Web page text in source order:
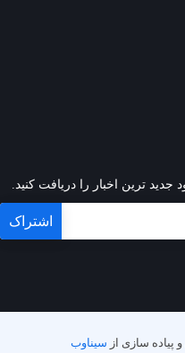
ترین اخبار را دریافت کنید.
پیاده سازی از سیناوب